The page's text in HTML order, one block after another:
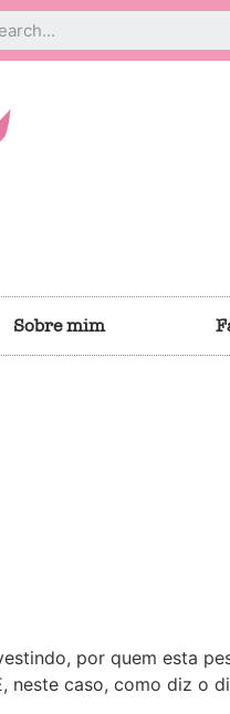
Sobre mim
por quem esta
neste caso, como diz o